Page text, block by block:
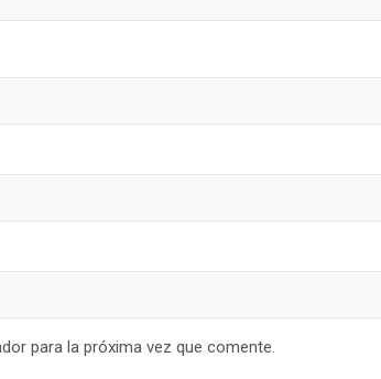
para la próxima vez que comente.